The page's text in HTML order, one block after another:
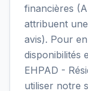
financières
attribuent
avis). Pour
disponibilités
EHPAD -
utiliser notre